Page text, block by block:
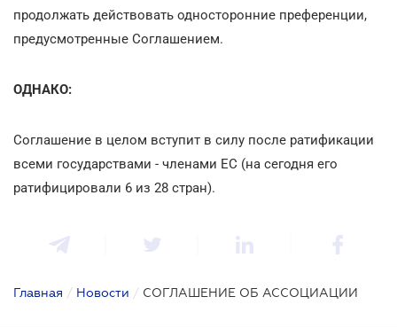
продолжать действовать односторонние преференции,
предусмотренные Соглашением.
ОДНАКО:
Соглашение в целом вступит в силу после ратификации
всеми государствами - членами ЕС (на сегодня его
ратифицировали 6 из 28 стран).
Главная / Новости / СОГЛАШЕНИЕ ОБ АССОЦИАЦИИ